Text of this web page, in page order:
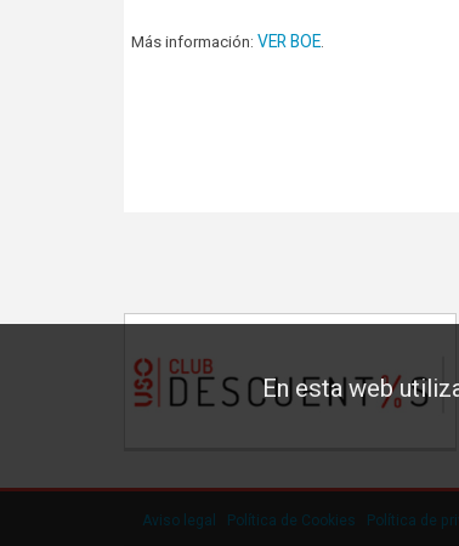
En esta web
Más información: VER BOE.
Aviso legal Política de Cookies Política de